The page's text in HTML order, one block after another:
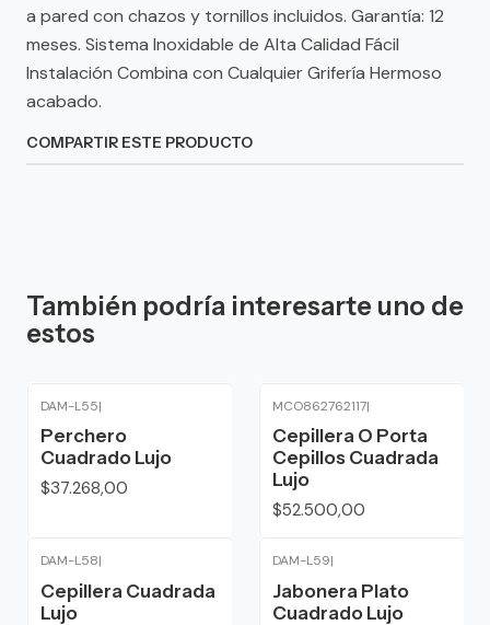
a pared con chazos y tornillos incluidos. Garantía: 12
meses. Sistema Inoxidable de Alta Calidad Fácil
Instalación Combina con Cualquier Grifería Hermoso
acabado.
COMPARTIR ESTE PRODUCTO
También podría interesarte uno de
estos
DAM-L55|
Perchero
Cuadrado Lujo
$37.268,00
MCO862762117|
Cepillera O Porta
Cepillos Cuadrada
Lujo
$52.500,00
DAM-L58|
Cepillera Cuadrada
Lujo
DAM-L59|
Jabonera Plato
Cuadrado Lujo